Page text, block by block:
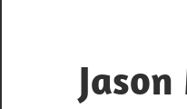
content